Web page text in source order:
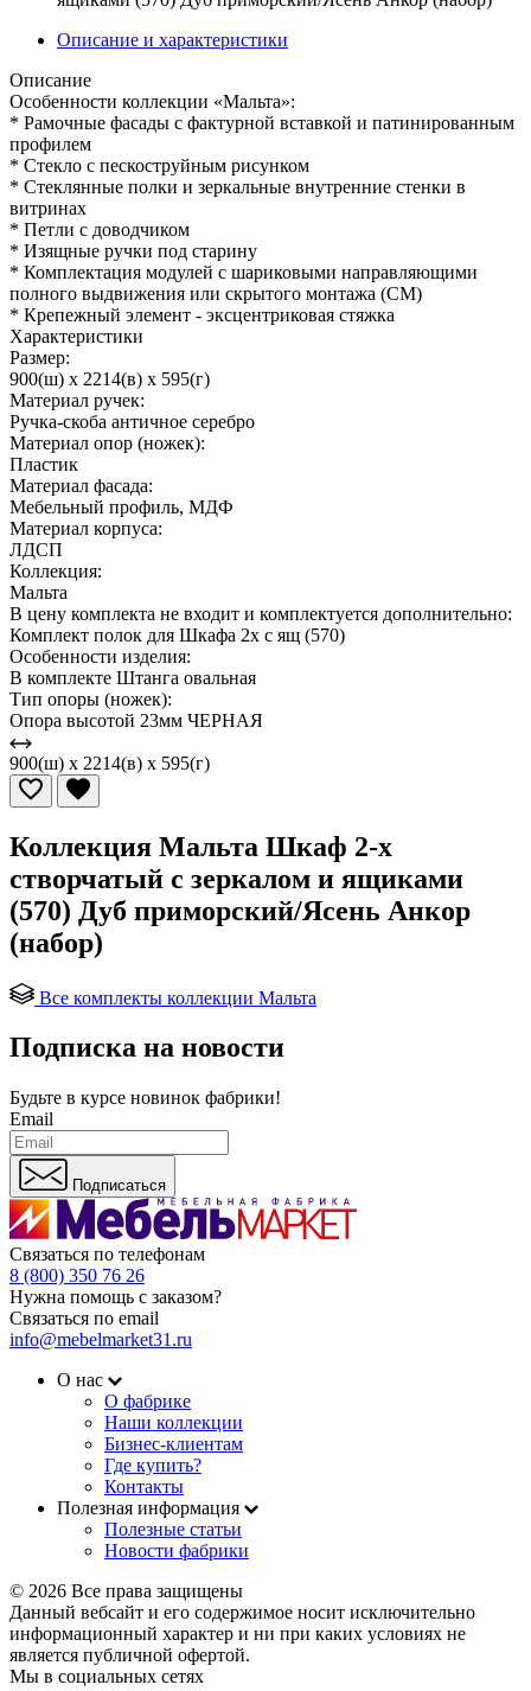
Описание и характеристики
Описание
Особенности коллекции «Мальта»:
* Рамочные фасады с фактурной вставкой и патинированным
профилем
* Стекло с пескоструйным рисунком
* Стеклянные полки и зеркальные внутренние стенки в
витринах
* Петли с доводчиком
* Изящные ручки под старину
* Комплектация модулей с шариковыми направляющими
полного выдвижения или скрытого монтажа (СМ)
* Крепежный элемент - эксцентриковая стяжка
Характеристики
Размер:
900(ш) x 2214(в) x 595(г)
Материал ручек:
Ручка-скоба античное серебро
Материал опор (ножек):
Пластик
Материал фасада:
Мебельный профиль, МДФ
Материал корпуса:
ЛДСП
Коллекция:
Мальта
В цену комплекта не входит и комплектуется дополнительно:
Комплект полок для Шкафа 2х с ящ (570)
Особенности изделия:
В комплекте Штанга овальная
Тип опоры (ножек):
Опора высотой 23мм ЧЕРНАЯ
900(ш) x 2214(в) x 595(г)
Коллекция Мальта Шкаф 2-х
створчатый с зеркалом и ящиками
(570) Дуб приморский/Ясень Анкор
(набор)
Все комплекты коллекции Мальта
Подписка на новости
Будьте в курсе новинок фабрики!
Email
Подписаться
Связаться по телефонам
8 (800) 350 76 26
Нужна помощь с заказом?
Связаться по email
info@mebelmarket31.ru
О нас
О фабрике
Наши коллекции
Бизнес-клиентам
Где купить?
Контакты
Полезная информация
Полезные статьи
Новости фабрики
© 2026 Все права защищены
Данный вебсайт и его содержимое носит исключительно
информационный характер и ни при каких условиях не
является публичной офертой.
Мы в социальных сетях